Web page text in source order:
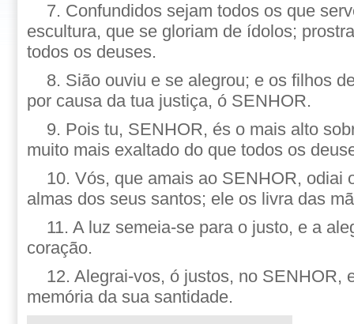
7. Confundidos sejam todos os que
escultura, que se gloriam de ídolos;
todos os deuses.
8. Sião ouviu e se alegrou; e os filhos
por causa da tua justiça, ó SENHOR.
9. Pois tu, SENHOR, és o mais alto
muito mais exaltado do que todos os
10. Vós, que amais ao SENHOR, odiai
almas dos seus santos; ele os livra das
11. A luz semeia-se para o justo, e a
coração.
12. Alegrai-vos, ó justos, no SENHOR,
memória da sua santidade.